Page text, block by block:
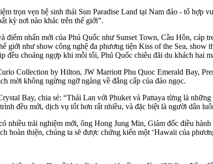
trọn vẹn hệ sinh thái Sun Paradise Land tại Nam đảo - tổ
kỳ nơi nào khác trên thế giới”.
nhấn mới của Phú Quốc như Sunset Town, Cầu Hôn, cáp
giới như show công nghệ đa phương tiện Kiss of the Sea, show
choáng ngợp khi mỗi tối, Phú Quốc chiêu đãi du khách hai
Collection by Hilton, JW Marriott Phu Quoc Emerald Bay,
mời không ngừng ngỡ ngàng về đẳng cấp của đảo ngọc.
Bay, chia sẻ: “Thái Lan với Phuket và Pattaya từng là
đều mới, dịch vụ tốt hơn rất nhiều, và đặc biệt là người dân
nhiều trải nghiệm mới, ông Hong Jung Min, Giám đốc điều
hoàn thiện, chúng ta sẽ được chứng kiến một ‘Hawaii của